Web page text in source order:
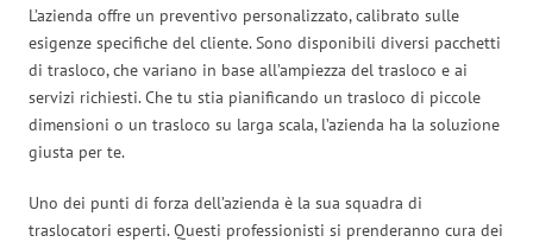
L’azienda offre un preventivo personalizzato, calibrato sulle
esigenze specifiche del cliente. Sono disponibili diversi pacchetti
di trasloco, che variano in base all’ampiezza del trasloco e ai
servizi richiesti. Che tu stia pianificando un trasloco di piccole
dimensioni o un trasloco su larga scala, l’azienda ha la soluzione
giusta per te.
Uno dei punti di forza dell’azienda è la sua squadra di
traslocatori esperti. Questi professionisti si prenderanno cura dei